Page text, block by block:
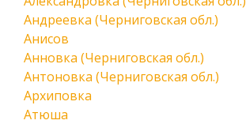
Андреевка (Черниговская обл.)
Анисов
Анновка (Черниговская обл.)
Антоновка (Черниговская обл.)
Архиповка
Атюша